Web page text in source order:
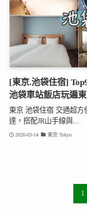
[東京.池袋住宿]
池袋車站飯店玩遍
東京 池袋住宿 交通超
達，搭配JR山手線與...
2026-03-14 東京 Tokyo
1